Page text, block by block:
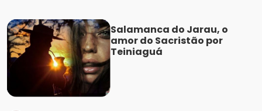
Salamanca do Jarau, o
amor do Sacristão por
Teiniaguá